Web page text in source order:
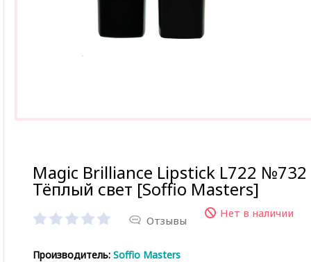
Magic Brilliance Lipstick L722 №732
Тёплый свет [Soffio Masters]
Отзывы
Нет в наличии
Производитель: Soffio Masters